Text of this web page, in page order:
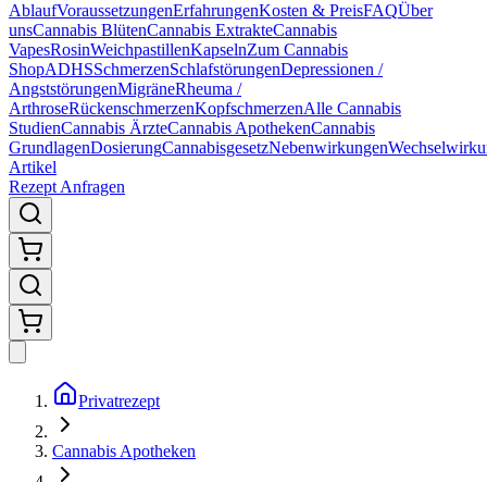
AblaufVoraussetzungenErfahrungenKosten & PreisFAQÜber
unsCannabis BlütenCannabis ExtrakteCannabis
VapesRosinWeichpastillenKapselnZum Cannabis
ShopADHSSchmerzenSchlafstörungenDepressionen /
AngststörungenMigräneRheuma /
ArthroseRückenschmerzenKopfschmerzenAlle Cannabis
StudienCannabis ÄrzteCannabis ApothekenCannabis
GrundlagenDosierungCannabisgesetzNebenwirkungen
Artikel
Rezept Anfragen
Privatrezept
Cannabis Apotheken